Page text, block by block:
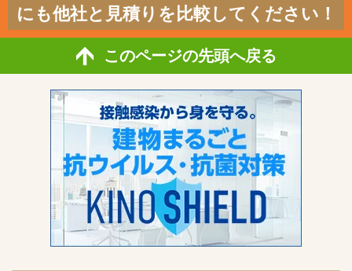
にも他社と見積りを比較してください！
このページの先頭へ戻る